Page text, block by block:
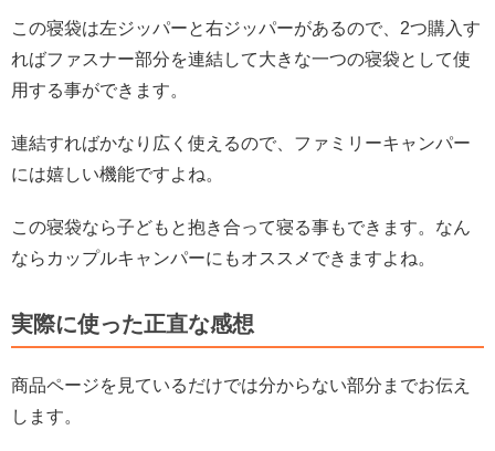
この寝袋は左ジッパーと右ジッパーがあるので、2つ購入す
ればファスナー部分を連結して大きな一つの寝袋として使
用する事ができます。
連結すればかなり広く使えるので、ファミリーキャンパー
には嬉しい機能ですよね。
この寝袋なら子どもと抱き合って寝る事もできます。なん
ならカップルキャンパーにもオススメできますよね。
実際に使った正直な感想
商品ページを見ているだけでは分からない部分までお伝え
します。